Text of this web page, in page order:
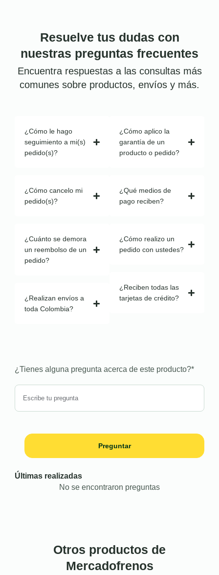
Resuelve tus dudas con
nuestras preguntas frecuentes
Encuentra respuestas a las consultas más
comunes sobre productos, envíos y más.
¿Cómo le hago
seguimiento a mi(s)
pedido(s)?
¿Cómo cancelo mi
pedido(s)?
¿Cuánto se demora
un reembolso de un
pedido?
¿Realizan envíos a
toda Colombia?
¿Cómo aplico la
garantía de un
producto o pedido?
¿Qué medios de
pago reciben?
¿Cómo realizo un
pedido con ustedes?
¿Reciben todas las
tarjetas de crédito?
¿Tienes alguna pregunta acerca de este producto?*
Preguntar
Últimas realizadas
No se encontraron preguntas
Otros productos de
Mercadofrenos